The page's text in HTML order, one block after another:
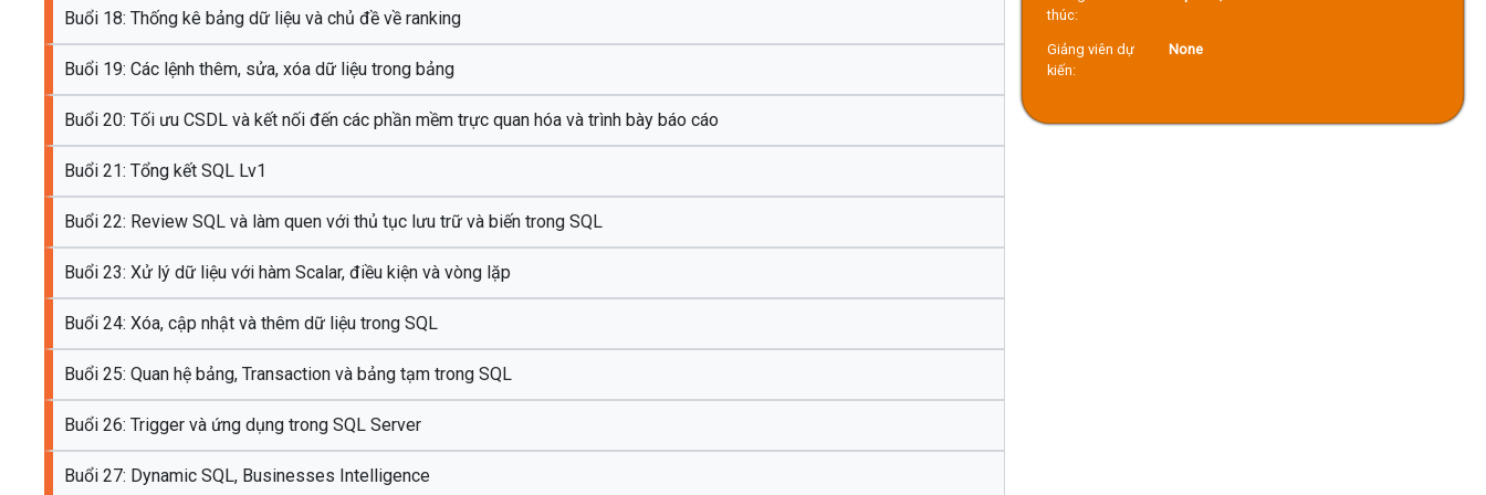
Buổi 18: Thống kê bảng dữ liệu và chủ đề về ranking
Buổi 19: Các lệnh thêm, sửa, xóa dữ liệu trong bảng
Buổi 20: Tối ưu CSDL và kết nối đến các phần mềm trực quan hóa và trình bày báo cáo
Buổi 21: Tổng kết SQL Lv1
Buổi 22: Review SQL và làm quen với thủ tục lưu trữ và biến trong SQL
Buổi 23: Xử lý dữ liệu với hàm Scalar, điều kiện và vòng lặp
Buổi 24: Xóa, cập nhật và thêm dữ liệu trong SQL
Buổi 25: Quan hệ bảng, Transaction và bảng tạm trong SQL
Buổi 26: Trigger và ứng dụng trong SQL Server
Buổi 27: Dynamic SQL, Businesses Intelligence